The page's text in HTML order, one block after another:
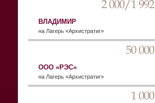
2 000/1 992
ВЛАДИМИР
на Лагерь «Архистратиг»
50 000
ООО «РЭС»
на Лагерь «Архистратиг»
1 000